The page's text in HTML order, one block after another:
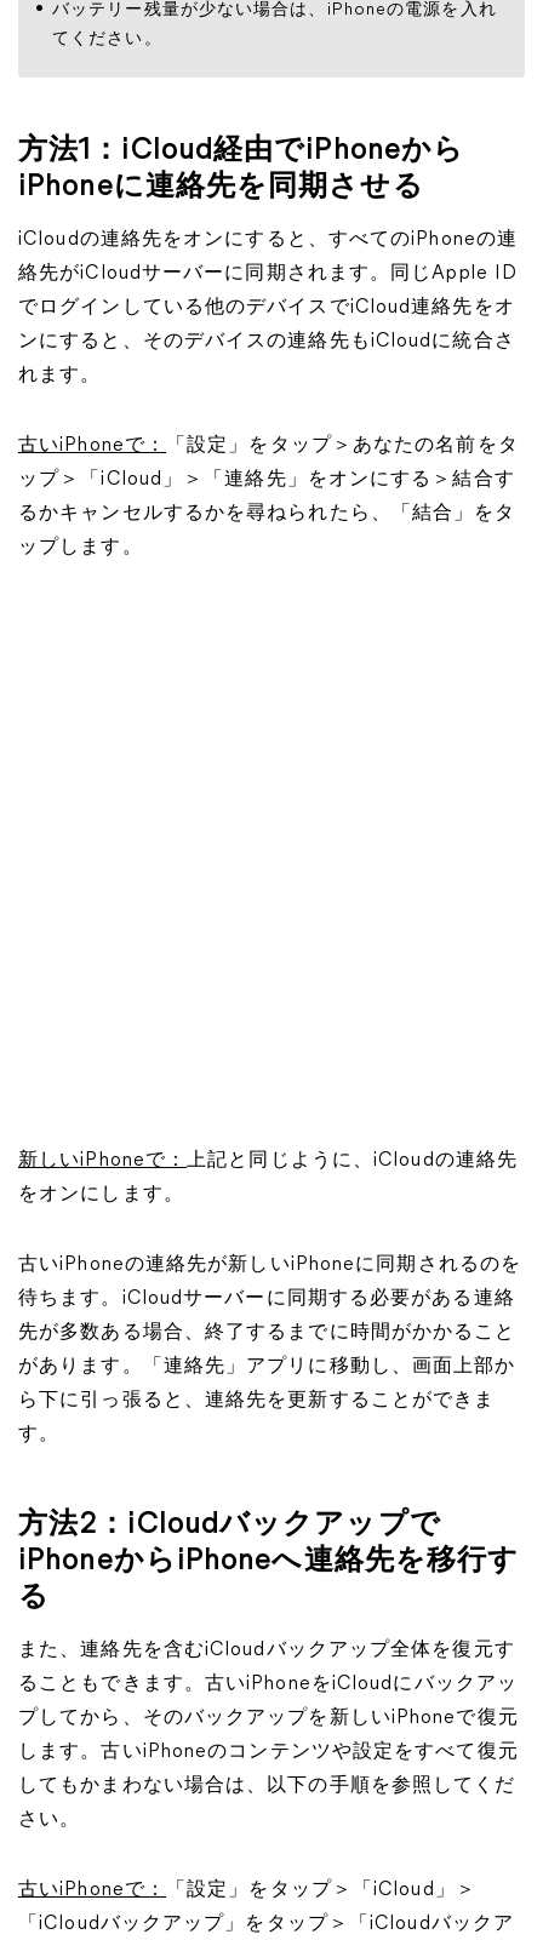
バッテリー残量が少ない場合は、iPhoneの電源を入れ
てください。
方法1：iCloud経由でiPhoneから
iPhoneに連絡先を同期させる
iCloudの連絡先をオンにすると、すべてのiPhoneの連
絡先がiCloudサーバーに同期されます。同じApple ID
でログインしている他のデバイスでiCloud連絡先をオ
ンにすると、そのデバイスの連絡先もiCloudに統合さ
れます。
古いiPhoneで：
「設定」をタップ＞あなたの名前をタ
ップ＞「iCloud」＞「連絡先」をオンにする＞結合す
るかキャンセルするかを尋ねられたら、「結合」をタ
ップします。
新しいiPhoneで：上記と同じように、iCloudの連絡先
をオンにします。
古いiPhoneの連絡先が新しいiPhoneに同期されるのを
待ちます。iCloudサーバーに同期する必要がある連絡
先が多数ある場合、終了するまでに時間がかかること
があります。「連絡先」アプリに移動し、画面上部か
ら下に引っ張ると、連絡先を更新することができま
す。
方法2：iCloudバックアップで
iPhoneからiPhoneへ連絡先を移行す
る
また、連絡先を含むiCloudバックアップ全体を復元す
ることもできます。古いiPhoneをiCloudにバックアッ
プしてから、そのバックアップを新しいiPhoneで復元
します。古いiPhoneのコンテンツや設定をすべて復元
してもかまわない場合は、以下の手順を参照してくだ
さい。
古いiPhoneで：
「設定」をタップ＞「iCloud」＞
「iCloudバックアップ」をタップ＞「iCloudバックア